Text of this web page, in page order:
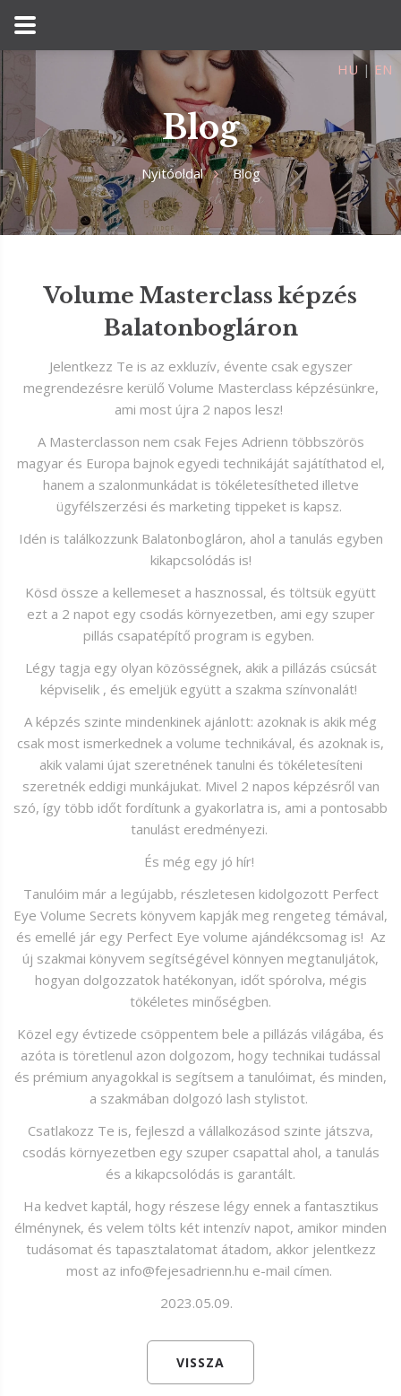
HU | EN
Blog
Nyitóoldal Blog
Volume Masterclass képzés
Balatonbogláron
Jelentkezz Te is az exkluzív, évente csak egyszer
megrendezésre kerülő Volume Masterclass képzésünkre,
ami most újra 2 napos lesz!
A Masterclasson nem csak Fejes Adrienn többszörös
magyar és Europa bajnok egyedi technikáját sajátíthatod el,
hanem a szalonmunkádat is tökéletesítheted illetve
ügyfélszerzési és marketing tippeket is kapsz.
Idén is találkozzunk Balatonbogláron, ahol a tanulás egyben
kikapcsolódás is!
Kösd össze a kellemeset a hasznossal, és töltsük együtt
ezt a 2 napot egy csodás környezetben, ami egy szuper
pillás csapatépítő program is egyben.
Légy tagja egy olyan közösségnek, akik a pillázás csúcsát
képviselik , és emeljük együtt a szakma színvonalát!
A képzés szinte mindenkinek ajánlott: azoknak is akik még
csak most ismerkednek a volume technikával, és azoknak is,
akik valami újat szeretnének tanulni és tökéletesíteni
szeretnék eddigi munkájukat. Mivel 2 napos képzésről van
szó, így több időt fordítunk a gyakorlatra is, ami a pontosabb
tanulást eredményezi.
És még egy jó hír!
Tanulóim már a legújabb, részletesen kidolgozott Perfect
Eye Volume Secrets könyvem kapják meg rengeteg témával,
és emellé jár egy Perfect Eye volume ajándékcsomag is! Az
új szakmai könyvem segítségével könnyen megtanuljátok,
hogyan dolgozzatok hatékonyan, időt spórolva, mégis
tökéletes minőségben.
Közel egy évtizede csöppentem bele a pillázás világába, és
azóta is töretlenul azon dolgozom, hogy technikai tudással
és prémium anyagokkal is segítsem a tanulóimat, és minden,
a szakmában dolgozó lash stylistot.
Csatlakozz Te is, fejleszd a vállalkozásod szinte játszva,
csodás környezetben egy szuper csapattal ahol, a tanulás
és a kikapcsolódás is garantált.
Ha kedvet kaptál, hogy részese légy ennek a fantasztikus
élménynek, és velem tölts két intenzív napot, amikor minden
tudásomat és tapasztalatomat átadom, akkor jelentkezz
most az info@fejesadrienn.hu e-mail címen.
2023.05.09.
VISSZA